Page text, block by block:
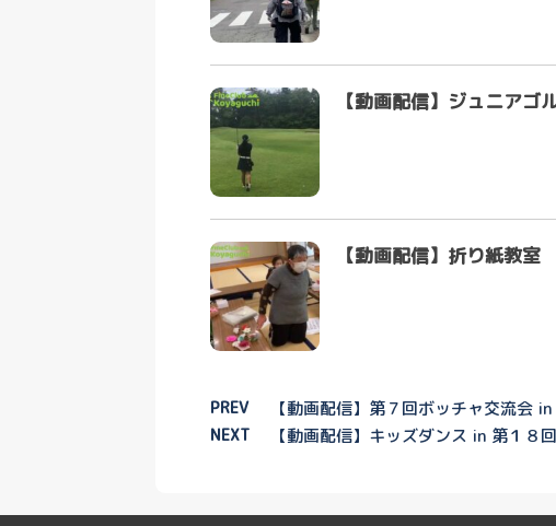
【動画配信】ジュニアゴ
【動画配信】折り紙教室
PREV 【動画配信】第７回ボッチャ交流会
NEXT 【動画配信】キッズダンス in 第１８